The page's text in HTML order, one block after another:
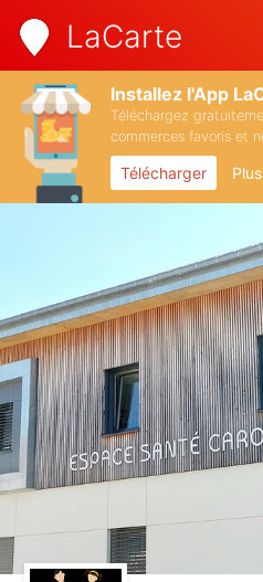
LaCarte
Installez l'App
Téléchargez
commerces favoris et
Télécharger